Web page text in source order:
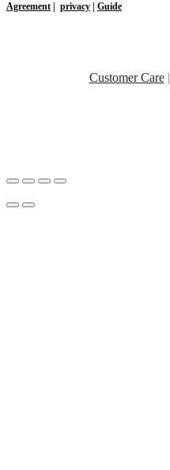
Agreement privacy Guide
Customer Care|